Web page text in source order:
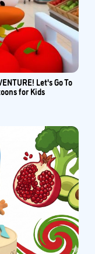
Let's Go To
for Kids